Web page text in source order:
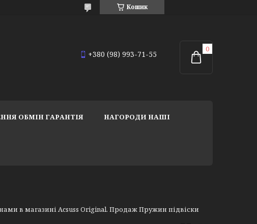
Кошик
+380 (98) 993-71-55
ОБМІН ГАРАНТІЯ НАГОРОДИ НАШІ
в магазині Acsuss Original. Продаж Пружин підвіски